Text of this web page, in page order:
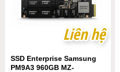
Liên hệ
Liên hệ
SSD Enterprise Samsung
PM9A3 960GB MZ-